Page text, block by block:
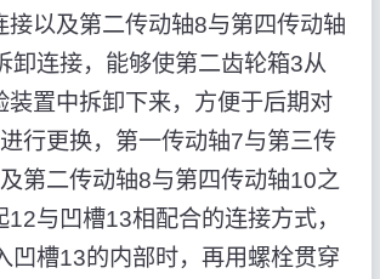
接以及第二传动轴8与第四传动轴
卸连接，能够使第二齿轮箱3从
装置中拆卸下来，方便于后期对
行更换，第一传动轴7与第三传
第二传动轴8与第四传动轴10之
与凹槽13相配合的连接方式，
凹槽13的内部时，再用螺栓贯穿